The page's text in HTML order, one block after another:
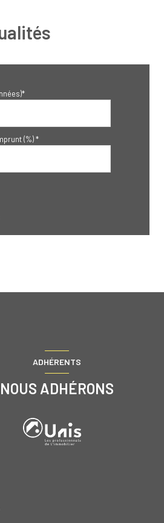
(%) *
ADHÉRENTS
NOUS ADHÉRONS